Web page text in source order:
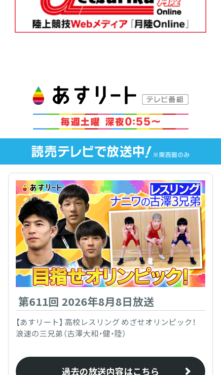
第611回 2026年8月8日放送
【あすリート】 高校レスリング めざせオリンピック！
浪速の三兄弟（古澤大和・健・陸）
過去の放送内容はこちら